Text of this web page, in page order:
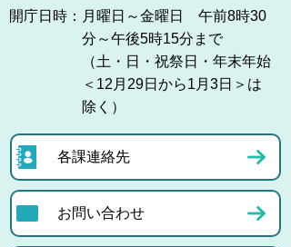
開庁日時： 月曜日～金曜日 午前8時30
分～午後5時15分まで
（土・日・祝祭日・年末年始
＜12月29日から1月3日＞は
除く）
各課連絡先
お問い合わせ